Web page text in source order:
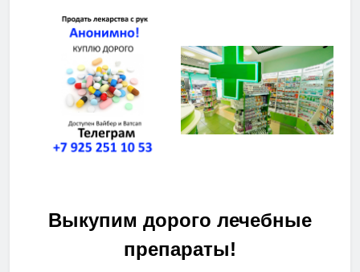
Выкупим дорого лечебные
препараты!